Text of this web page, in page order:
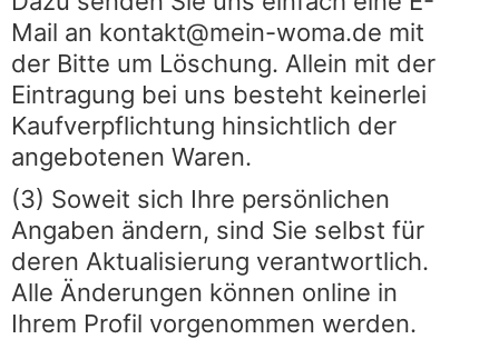
Mail an kontakt@mein-woma.de mit
der Bitte um Löschung. Allein mit der
Eintragung bei uns besteht keinerlei
Kaufverpflichtung hinsichtlich der
angebotenen Waren.
(3) Soweit sich Ihre persönlichen
Angaben ändern, sind Sie selbst für
deren Aktualisierung verantwortlich.
Alle Änderungen können online in
Ihrem Profil vorgenommen werden.